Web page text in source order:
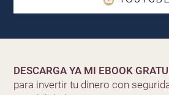
DESCARGA YA MI EBOOK
para invertir tu dinero con